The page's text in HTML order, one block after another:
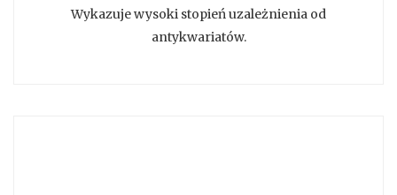
Wykazuje wysoki stopień uzależnienia od
antykwariatów.